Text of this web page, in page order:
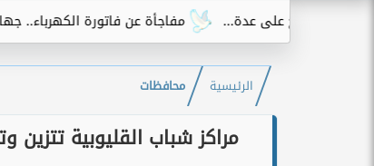
مفاجأة عن فاتورة الكهرباء.. جهاز واحد يتصدر
الرئيسية محافظات
مراكز شباب القليوبية تتزين